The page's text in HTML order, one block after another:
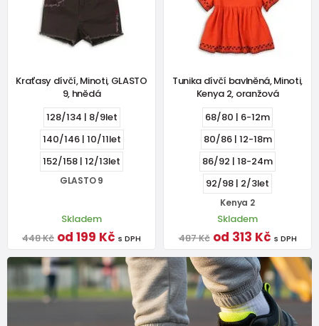
Kraťasy dívčí, Minoti, GLASTO
9, hnědá
128/134 | 8/9let
140/146 | 10/11let
152/158 | 12/13let
GLASTO 9
Skladem
448 Kč od 199 Kč s DPH
Tunika dívčí bavlněná, Minoti,
Kenya 2, oranžová
68/80 | 6-12m
80/86 | 12-18m
86/92 | 18-24m
92/98 | 2/3let
Kenya 2
Skladem
487 Kč od 313 Kč s DPH